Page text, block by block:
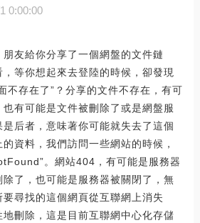
0:00:00
友給你分享了一個網盤的文件鏈
等你想起來去登陸的時候，卻發現
不存在了”？分享的文件不存在，有可
有可能是文件被刪除了或是網盤服
后者，意味著你可能就失去了這個
資料，我們訪問一些網站的時候，
。網站404，有可能是服務器
除了，也可能是服務器被關閉了，無
尋找的這個網頁從互聯網上消失
刪除，這是目前互聯網中心化存儲